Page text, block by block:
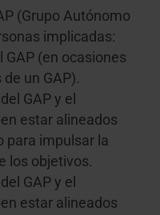
(Grupo Autónomo
implicadas:
GAP (en ocasiones
un GAP).
GAP y el
estar alineados
para impulsar la
los objetivos.
GAP y el
estar alineados